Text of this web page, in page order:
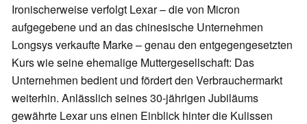
Ironischerweise verfolgt Lexar – die von Micron
aufgegebene und an das chinesische Unternehmen
Longsys verkaufte Marke – genau den entgegengesetzten
Kurs wie seine ehemalige Muttergesellschaft: Das
Unternehmen bedient und fördert den Verbrauchermarkt
weiterhin. Anlässlich seines 30-jährigen Jubiläums
gewährte Lexar uns einen Einblick hinter die Kulissen